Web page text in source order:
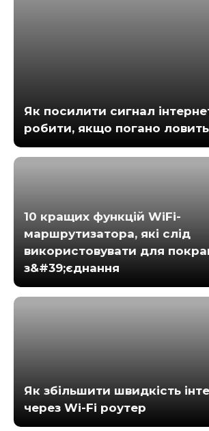
Як посилити сигнал
робити, якщо погано ловить
10 кращих функцій WiFi-
маршрутизатора, які слід
використовувати для
з&#39;єднання
Як збільшити швидкість
через Wi-Fi роутер